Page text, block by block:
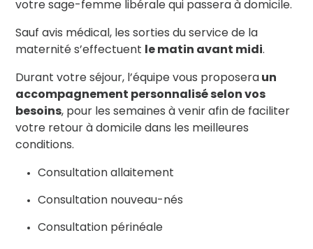
votre sage-femme libérale qui passera à domicile.
Sauf avis médical, les sorties du service de la
maternité s’effectuent
le matin avant midi.
Durant votre séjour, l’équipe vous proposera un
accompagnement personnalisé selon vos
besoins, pour les semaines à venir afin de faciliter
votre retour à domicile dans les meilleures
conditions.
Consultation allaitement
Consultation nouveau-nés
Consultation périnéale